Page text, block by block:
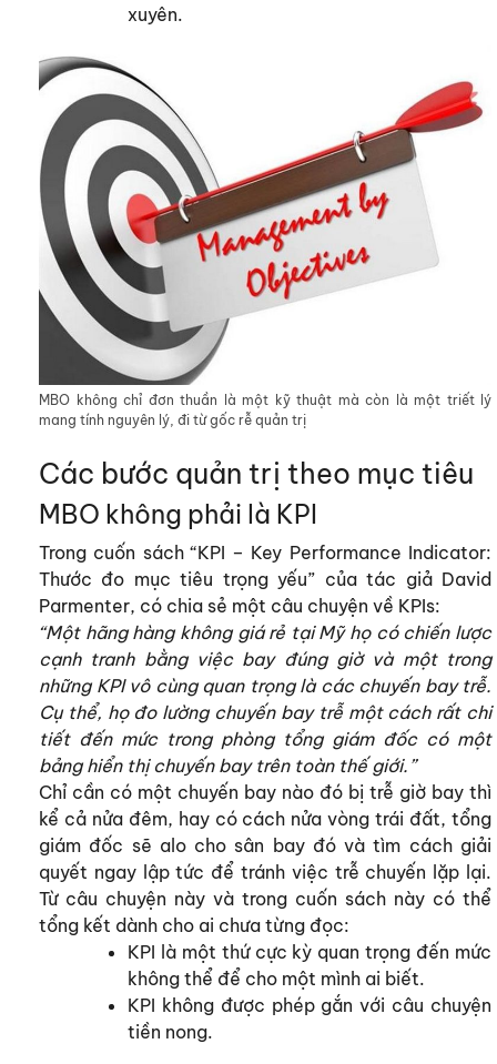
xuyên.
MBO không chỉ đơn thuần là một kỹ thuật mà còn là một triết lý
mang tính nguyên lý, đi từ gốc rễ quản trị
Các bước quản trị theo mục tiêu
MBO không phải là KPI
Trong cuốn sách “KPI – Key Performance Indicator:
Thước đo mục tiêu trọng yếu” của tác giả David
Parmenter, có chia sẻ một câu chuyện về KPIs:
“Một hãng hàng không giá rẻ tại Mỹ họ có chiến lược
cạnh tranh bằng việc bay đúng giờ và một trong
những KPI vô cùng quan trọng là các chuyến bay trễ.
Cụ thể, họ đo lường chuyến bay trễ một cách rất chi
tiết đến mức trong phòng tổng giám đốc có một
bảng hiển thị chuyến bay trên toàn thế giới.”
Chỉ cần có một chuyến bay nào đó bị trễ giờ bay thì
kể cả nửa đêm, hay có cách nửa vòng trái đất, tổng
giám đốc sẽ alo cho sân bay đó và tìm cách giải
quyết ngay lập tức để tránh việc trễ chuyến lặp lại.
Từ câu chuyện này và trong cuốn sách này có thể
tổng kết dành cho ai chưa từng đọc:
KPI là một thứ cực kỳ quan trọng đến mức
không thể để cho một mình ai biết.
KPI không được phép gắn với câu chuyện
tiền nong.